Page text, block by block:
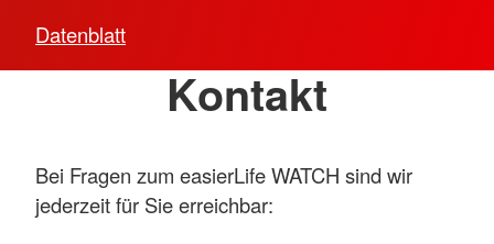
Datenblatt
Kontakt
Bei Fragen zum easierLife WATCH sind wir
jederzeit für Sie erreichbar: